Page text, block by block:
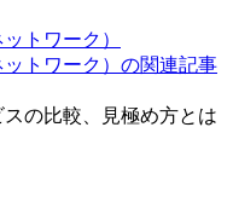
トワーク）
トワーク）の関連記事
の比較、見極め方とは